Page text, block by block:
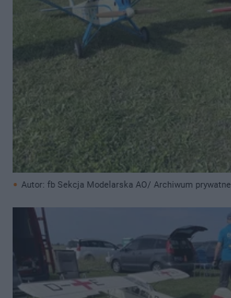
Autor: fb Sekcja Modelarska AO/ Archiwum prywatne